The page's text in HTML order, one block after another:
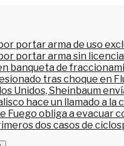
portar arma de uso
portar arma sin
banqueta de
tras choque en
Unidos, Sheinbaum
hace un llamado a
Fuego obliga a evacuar
dos casos de